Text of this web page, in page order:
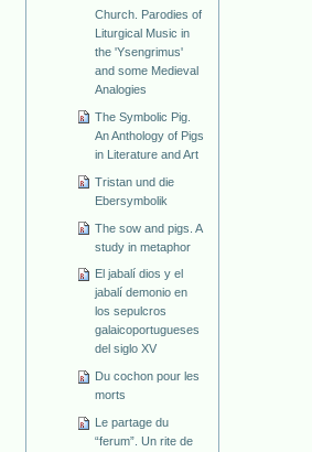
Church. Parodies of
Liturgical Music in
the 'Ysengrimus'
and some Medieval
Analogies
The Symbolic Pig.
An Anthology of Pigs
in Literature and Art
Tristan und die
Ebersymbolik
The sow and pigs. A
study in metaphor
El jabalí dios y el
jabalí demonio en
los sepulcros
galaicoportugueses
del siglo XV
Du cochon pour les
morts
Le partage du
“ferum”. Un rite de